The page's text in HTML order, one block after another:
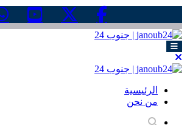
إلى
المحتوى
الرئيسية
من نحن